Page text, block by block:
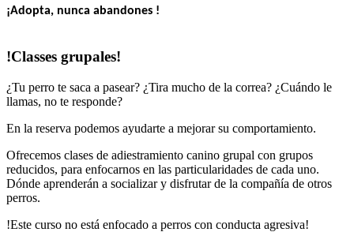
¡Adopta, nunca abandones !
!Classes grupales!
¿Tu perro te saca a pasear? ¿Tira mucho de la correa? ¿Cuándo le
llamas, no te responde?
En la reserva podemos ayudarte a mejorar su comportamiento.
Ofrecemos clases de adiestramiento canino grupal con grupos
reducidos, para enfocarnos en las particularidades de cada uno.
Dónde aprenderán a socializar y disfrutar de la compañía de otros
perros.
!Este curso no está enfocado a perros con conducta agresiva!